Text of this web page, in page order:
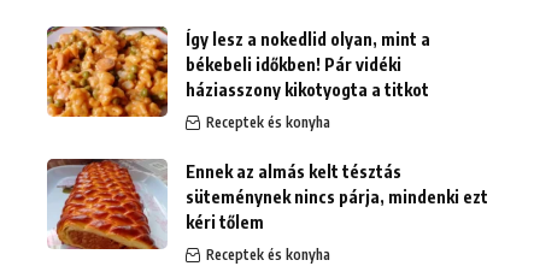
Így lesz a nokedlid olyan, mint a
békebeli időkben! Pár vidéki
háziasszony kikotyogta a titkot
Receptek és konyha
Ennek az almás kelt tésztás
süteménynek nincs párja, mindenki ezt
kéri tőlem
Receptek és konyha